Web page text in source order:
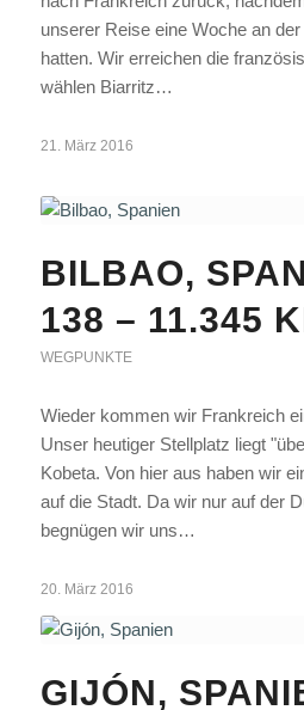
unserer Reise eine Woche an
hatten. Wir erreichen die
wählen Biarritz…
21. März 2016
BILBAO,
138 – 11.345
WEGPUNKTE
Wieder kommen wir Frankreich
Unser heutiger Stellplatz liegt
Kobeta. Von hier aus haben wir
auf die Stadt. Da wir nur auf der
begnügen wir uns…
20. März 2016
GIJÓN,